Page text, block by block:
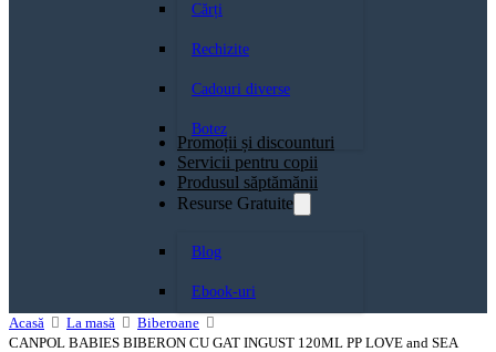
Cărți
Rechizite
Cadouri diverse
Botez
Promoții și discounturi
Servicii pentru copii
Produsul săptămănii
Resurse Gratuite
Blog
Ebook-uri
Acasă
La masă
Biberoane
CANPOL BABIES BIBERON CU GAT INGUST 120ML PP LOVE and SEA